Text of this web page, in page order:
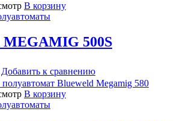
В корзину
MEGAMIG 500S
Добавить к сравнению
В корзину